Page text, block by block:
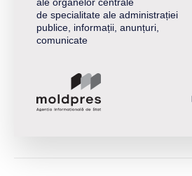
de specialitate ale administrației
publice, informații, anunțuri,
comunicate